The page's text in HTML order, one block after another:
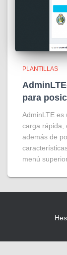
PLANTILLAS
para
AdminLTE es
carga rápida,
además de
menú